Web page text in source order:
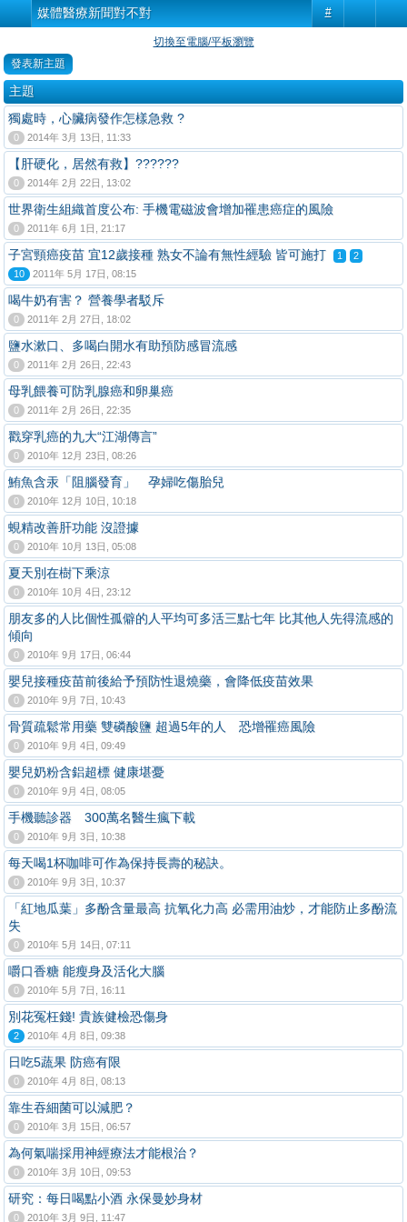
#
媒體醫療新聞對不對
切換至電腦/平板瀏覽
發表新主題
主題
獨處時，心臟病發作怎樣急救 ?
0 2014年 3月 13日, 11:33
【肝硬化，居然有救】??????
0 2014年 2月 22日, 13:02
世界衛生組織首度公布: 手機電磁波會增加罹患癌症的風險
0 2011年 6月 1日, 21:17
子宮頸癌疫苗 宜12歲接種 熟女不論有無性經驗 皆可施打 1
2
10
2011年 5月 17日, 08:15
喝牛奶有害？ 營養學者駁斥
0 2011年 2月 27日, 18:02
鹽水漱口、多喝白開水有助預防感冒流感
0 2011年 2月 26日, 22:43
母乳餵養可防乳腺癌和卵巢癌
0 2011年 2月 26日, 22:35
戳穿乳癌的九大“江湖傳言”
0 2010年 12月 23日, 08:26
鮪魚含汞「阻腦發育」 孕婦吃傷胎兒
0 2010年 12月 10日, 10:18
蜆精改善肝功能 沒證據
0 2010年 10月 13日, 05:08
夏天別在樹下乘涼
0 2010年 10月 4日, 23:12
朋友多的人比個性孤僻的人平均可多活三點七年 比其他人先得流感的
傾向
0 2010年 9月 17日, 06:44
嬰兒接種疫苗前後給予預防性退燒藥，會降低疫苗效果
0 2010年 9月 7日, 10:43
骨質疏鬆常用藥 雙磷酸鹽 超過5年的人 恐增罹癌風險
0 2010年 9月 4日, 09:49
嬰兒奶粉含鋁超標 健康堪憂
0 2010年 9月 4日, 08:05
手機聽診器 300萬名醫生瘋下載
0 2010年 9月 3日, 10:38
每天喝1杯咖啡可作為保持長壽的秘訣。
0 2010年 9月 3日, 10:37
「紅地瓜葉」多酚含量最高 抗氧化力高 必需用油炒，才能防止多酚流
失
0 2010年 5月 14日, 07:11
嚼口香糖 能瘦身及活化大腦
0 2010年 5月 7日, 16:11
別花冤枉錢! 貴族健檢恐傷身
2 2010年 4月 8日, 09:38
日吃5蔬果 防癌有限
0 2010年 4月 8日, 08:13
靠生吞細菌可以減肥？
0 2010年 3月 15日, 06:57
為何氣喘採用神經療法才能根治？
0 2010年 3月 10日, 09:53
研究：每日喝點小酒 永保曼妙身材
0 2010年 3月 9日, 11:47